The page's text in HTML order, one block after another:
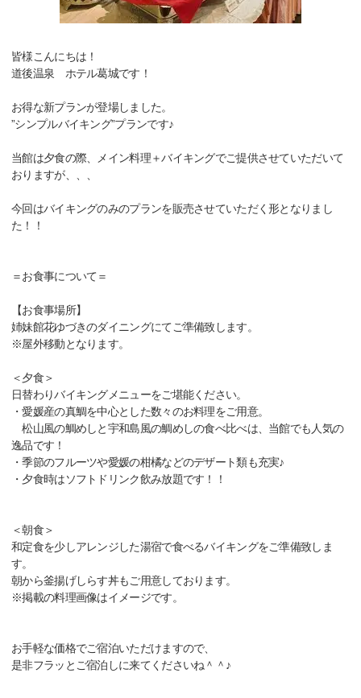
皆様こんにちは！
道後温泉 ホテル葛城です！
お得な新プランが登場しました。
”シンプルバイキング”プランです♪
当館は夕食の際、メイン料理＋バイキングでご提供させていただいて
おりますが、、、
今回はバイキングのみのプランを販売させていただく形となりまし
た！！
＝お食事について＝
【お食事場所】
姉妹館花ゆづきのダイニングにてご準備致します。
※屋外移動となります。
＜夕食＞
日替わりバイキングメニューをご堪能ください。
・愛媛産の真鯛を中心とした数々のお料理をご用意。
松山風の鯛めしと宇和島風の鯛めしの食べ比べは、当館でも人気の
逸品です！
・季節のフルーツや愛媛の柑橘などのデザート類も充実♪
・夕食時はソフトドリンク飲み放題です！！
＜朝食＞
和定食を少しアレンジした湯宿で食べるバイキングをご準備致しま
す。
朝から釜揚げしらす丼もご用意しております。
※掲載の料理画像はイメージです。
お手軽な価格でご宿泊いただけますので、
是非フラッとご宿泊しに来てくださいね＾＾♪